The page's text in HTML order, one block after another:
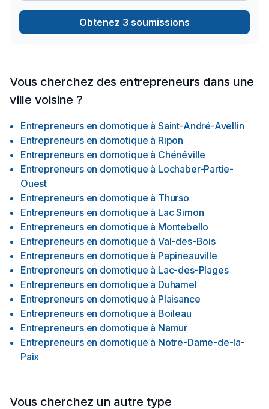
Obtenez 3 soumissions
Vous cherchez des entrepreneurs dans une
ville voisine ?
Entrepreneurs en domotique à Saint-André-Avellin
Entrepreneurs en domotique à Ripon
Entrepreneurs en domotique à Chénéville
Entrepreneurs en domotique à Lochaber-Partie-
Ouest
Entrepreneurs en domotique à Thurso
Entrepreneurs en domotique à Lac Simon
Entrepreneurs en domotique à Montebello
Entrepreneurs en domotique à Val-des-Bois
Entrepreneurs en domotique à Papineauville
Entrepreneurs en domotique à Lac-des-Plages
Entrepreneurs en domotique à Duhamel
Entrepreneurs en domotique à Plaisance
Entrepreneurs en domotique à Boileau
Entrepreneurs en domotique à Namur
Entrepreneurs en domotique à Notre-Dame-de-la-
Paix
Vous cherchez un autre type